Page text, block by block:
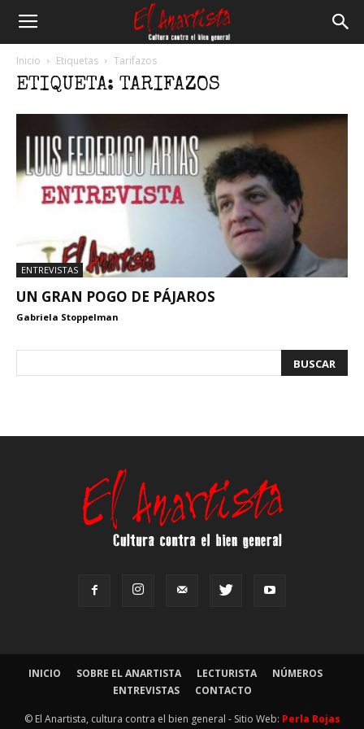
Inicio Etiquetas Tarifazos
ETIQUETA: TARIFAZOS
ENTREVISTAS
UN GRAN POGO DE PÁJAROS
Gabriela Stoppelman
INICIO SOBRE EL ANARTISTA LECTURISTA
NÚMEROS
ENTREVISTAS
CONTACTO
© El Anartista, cultura contra el bien general - Sitio Web: Perla Rojas